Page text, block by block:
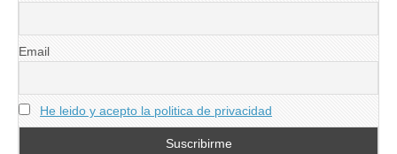
Email
He leido y acepto la politica de privacidad